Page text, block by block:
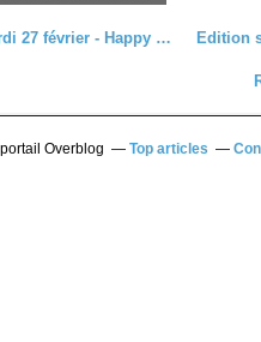
Mardi 27 février - Happy Birthday rando !
Overblog Top articles